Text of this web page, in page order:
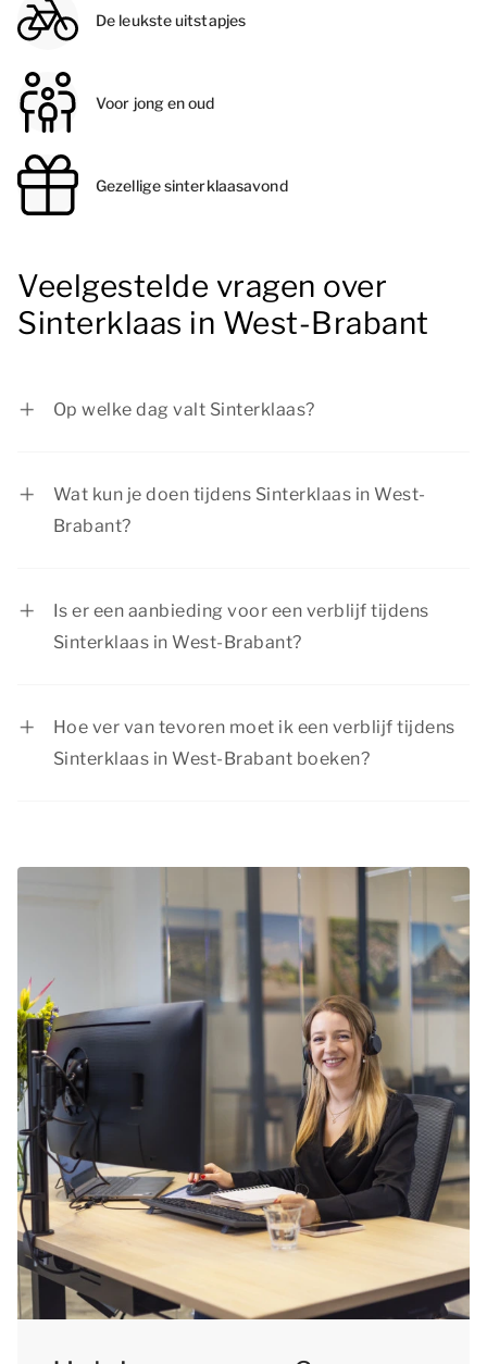
De leukste uitstapjes
Voor jong en oud
Gezellige sinterklaasavond
Veelgestelde vragen over
Sinterklaas in West-Brabant
Op welke dag valt Sinterklaas?
Wat kun je doen tijdens Sinterklaas in West-
Brabant?
je comfortabele accommodatie bij Summio
Parcs.
Is er een aanbieding voor een verblijf tijdens
Sinterklaas in West-Brabant?
Hoe ver van tevoren moet ik een verblijf tijdens
Sinterklaas in West-Brabant boeken?
verblijf met Sinterklaas in West-Brabant tijdig te